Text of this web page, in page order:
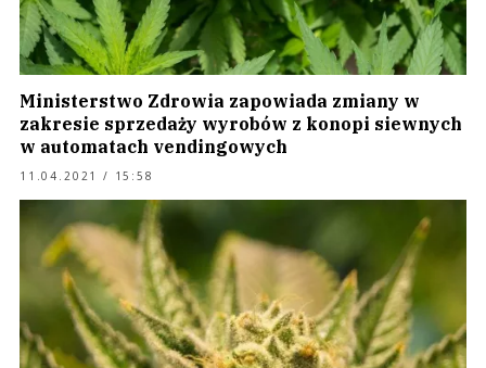
Ministerstwo Zdrowia zapowiada zmiany w
zakresie sprzedaży wyrobów z konopi siewnych
w automatach vendingowych
11.04.2021 / 15:58